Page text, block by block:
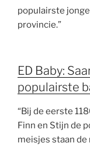
populairste
provincie.”
ED Baby:
populairste
“Bij de eerste
Finn en Stijn de
meisjes staan de